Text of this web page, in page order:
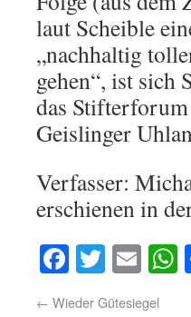
laut Scheible
„nachhaltig
gehen“, ist sich
das
Geislinger
Verfasser:
erschienen in
Facebook
Twitter
← Wieder Gütesiegel